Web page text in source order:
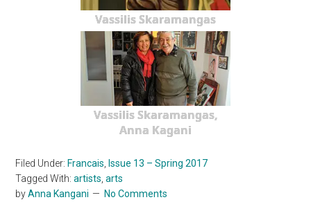
Vassilis Skaramangas
Vassilis Skaramangas,
Anna Kagani
Filed Under: Francais, Issue 13 – Spring 2017
Tagged With:artists,arts
byAnna Kangani No Comments